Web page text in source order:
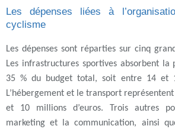
Les dépenses liées à
cyclisme
Les dépenses sont réparties sur cinq
Les infrastructures sportives absorbent la
35 % du budget total, soit entre 14 et
L’hébergement et le transport
et 10 millions d’euros. Trois autres
marketing et la communication, ainsi